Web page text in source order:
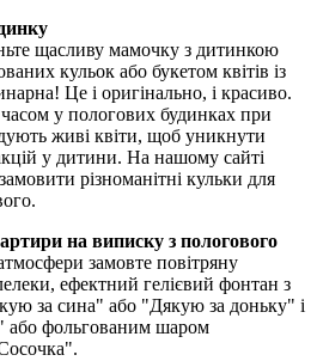
щасливу мамочку з дитинкою
кульок або букетом квітів із
Це і оригінально, і красиво.
у пологових будинках при
живі квіти, щоб уникнути
у дитини. На нашому сайті
різноманітні кульки для
на виписку з пологового
замовте повітряну
ефектний гелієвий фонтан з
за сина" або "Дякую за доньку" і
фольгованим шаром